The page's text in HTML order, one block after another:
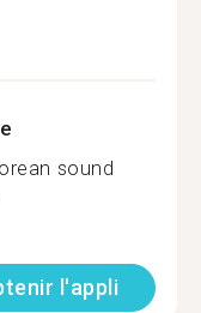
sound
l'appli